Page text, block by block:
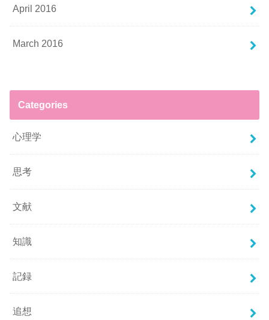
April 2016
March 2016
Categories
心理学
思考
文献
知識
記録
追想